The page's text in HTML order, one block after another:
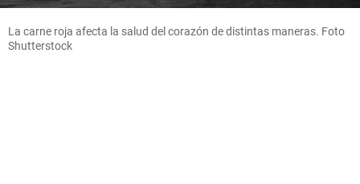
La carne roja afecta la salud del corazón de distintas maneras. Foto
Shutterstock